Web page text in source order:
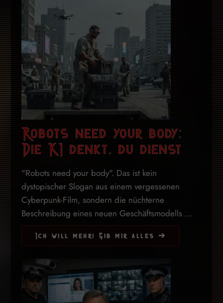
Robots need your body:
Die KI denkt, du dienst
"Robots need your body". Das ist kein
dystopischer Slogan aus einem vergessenen
Cyberpunk-Film, sondern die nüchterne
Beschreibung eines neuen Geschäftsmodells ...
Ich will mehr! Gib mir alles ➔